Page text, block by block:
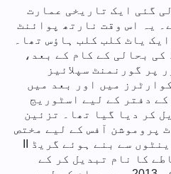
میں کھولی گئی ایک تاریخی عمارت
یہ اس وقت نارتھ پوائنٹ
یاٹ کلب کلب ہاؤس تھا۔
کی بحالی کے کام کے بعد،
پر گورنمنٹ سپلائیز
میں اور بعد میں
دفتر کے لیے اسٹوریج
کر دیا گیا تھا۔ تزئین
پروموشن آفس کے لیے مختص
کا نام تبدیل کر کے